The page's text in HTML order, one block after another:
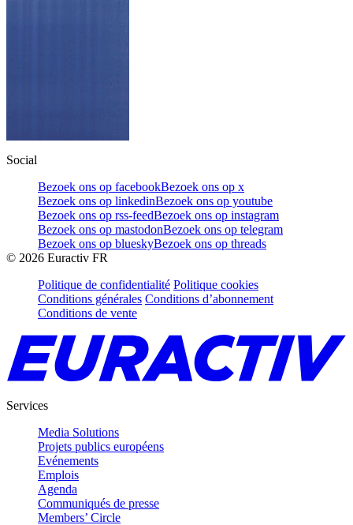
Social
Bezoek ons op facebookBezoek ons op x
Bezoek ons op linkedinBezoek ons op youtube
Bezoek ons op rss-feedBezoek ons op instagram
Bezoek ons op mastodonBezoek ons op telegram
Bezoek ons op blueskyBezoek ons op threads
© 2026 Euractiv FR
Politique de confidentialité Politique cookies
Conditions générales Conditions d’abonnement
Conditions de vente
Services
Media Solutions
Projets publics européens
Evénements
Emplois
Agenda
Communiqués de presse
Members’ Circle